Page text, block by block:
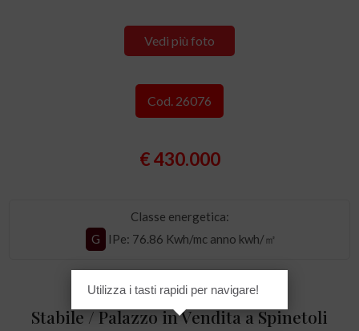
Vedi più foto
Cod. 26076
€ 430.000
Classe energetica:
G
IPe: 76.86 Kwh/mc anno kwh/㎡
Stabile / Palazzo in Vendita a Spinetoli
Utilizza i tasti rapidi per navigare!